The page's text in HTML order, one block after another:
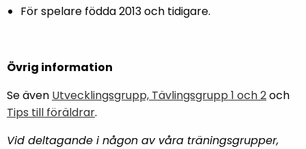
För spelare födda 2013 och tidigare.
Övrig information
Se även Utvecklingsgrupp, Tävlingsgrupp 1 och 2och
Tips till föräldrar.
Vid deltagande i någon av våra träningsgrupper,